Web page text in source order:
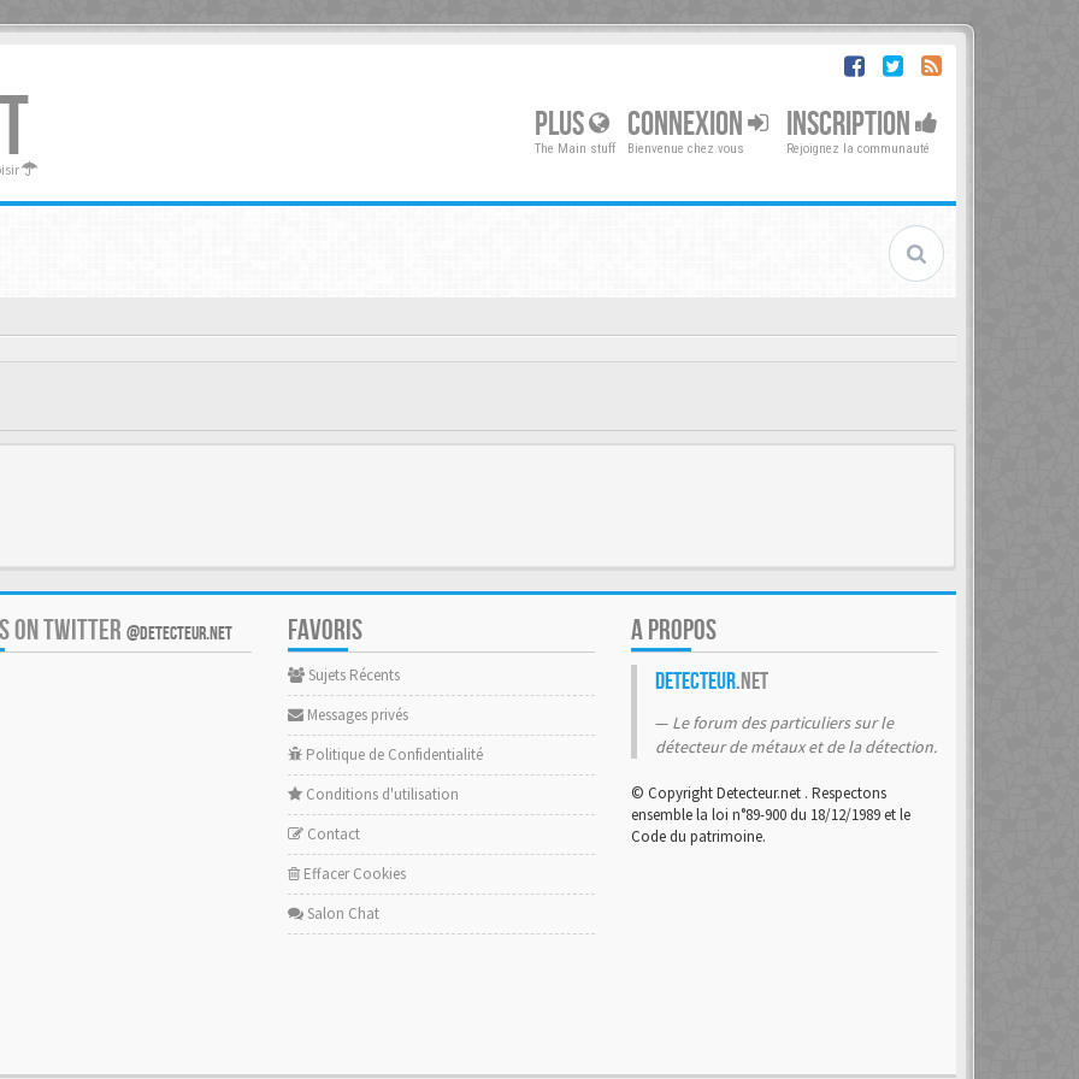
PLUS
The Main stuff
CONNEXION
Bienvenue chez vous
INSCRIPTION
Rejoignez la communauté
ON TWITTER @DETECTEUR.NET FAVORIS
Sujets Récents
Messages privés
Politique de Confidentialité
Conditions d'utilisation
Contact
Effacer Cookies
Salon Chat
A PROPOS
Detecteur.net
Le forum des particuliers sur le
détecteur de métaux et de la détection.
© Copyright Detecteur.net . Respectons
ensemble la loi n°89-900 du 18/12/1989 et le
Code du patrimoine.